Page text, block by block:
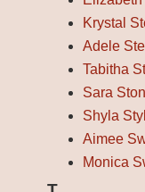
Krystal
Adele
Tabitha
Sara
Shyla
Aimee
Monica